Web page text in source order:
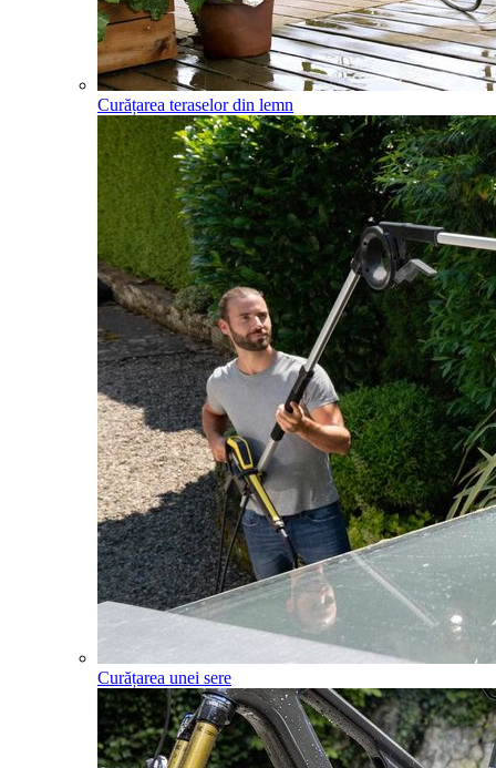
Curățarea teraselor din lemn
Curățarea unei sere